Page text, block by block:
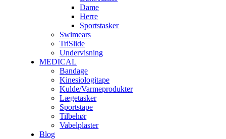
Dame
Herre
Sportstasker
Swimears
TriSlide
Undervisning
MEDICAL
Bandage
Kinesiologitape
Kulde/Varmeprodukter
Lægetasker
Sportstape
Tilbehør
Vabelplaster
Blog